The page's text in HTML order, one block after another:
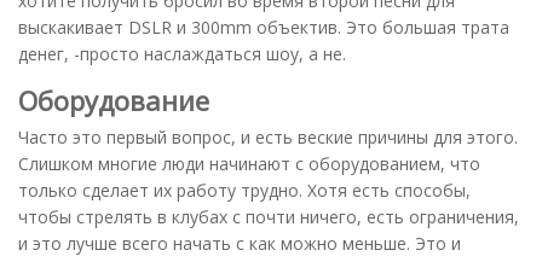
выскакивает DSLR и 300mm объектив. Это большая трата
денег, -просто наслаждаться шоу, а не.
Оборудование
Часто это первый вопрос, и есть веские причины для этого.
Слишком многие люди начинают с оборудованием, что
только сделает их работу трудно. Хотя есть способы,
чтобы стрелять в клубах с почти ничего, есть ограничения,
и это лучше всего начать с как можно меньше. Это и